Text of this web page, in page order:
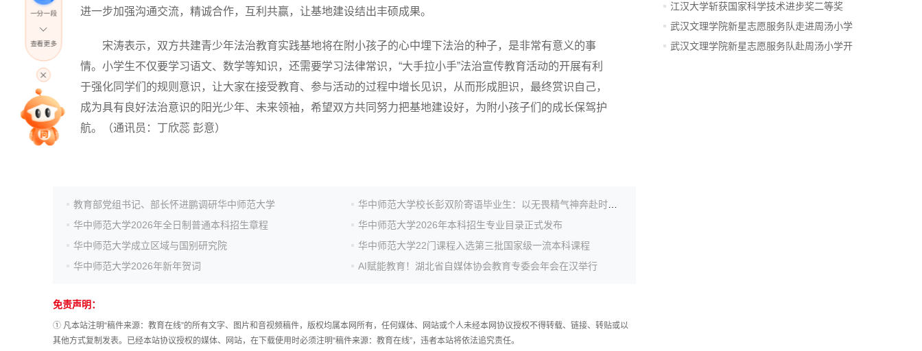
进一步加强沟通交流，精诚合作，互利共赢，让基地建设结出丰硕成果。
宋涛表示，双方共建青少年法治教育实践基地将在附小孩子的心中埋下法治的种子，是非常有意义的事
情。小学生不仅要学习语文、数学等知识，还需要学习法律常识，“大手拉小手”法治宣传教育活动的开展有利
于强化同学们的规则意识，让大家在接受教育、参与活动的过程中增长见识，从而形成胆识，最终赏识自己，
成为具有良好法治意识的阳光少年、未来领袖，希望双方共同努力把基地建设好，为附小孩子们的成长保驾护
航。（通讯员：丁欣蕊 彭意）
教育部党组书记、部长怀进鹏调研华中师范大学
华中师范大学2026年全日制普通本科招生章程
华中师范大学2026年本科招生专业目录正式发布
华中师范大学成立区域与国别研究院
华中师范大学22门课程入选第三批国家级一流本科课程
华中师范大学2026年新年贺词
AI赋能教育！湖北省自媒体协会教育专委会年会在汉举行
免责声明：
① 凡本站注明“稿件来源：教育在线”的所有文字、图片和音视频稿件，版权均属本网所有，任何媒体、网站或个人未经本网协议授权不得转载、链接、转贴或以
其他方式复制发表。已经本站协议授权的媒体、网站，在下载使用时必须注明“稿件来源：教育在线”，违者本站将依法追究责任。
一分一段
高考直播
专家指导课
高考真题
查看更多
教...
江汉大学斩获国家科学技术进步奖二等奖
武汉文理学院新星志愿服务队走进周汤小学
开...
武汉文理学院新星志愿服务队赴周汤小学开